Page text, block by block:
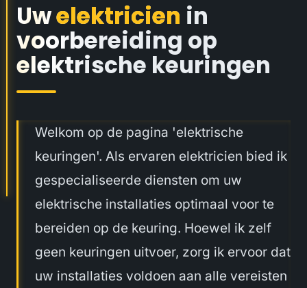
Uwelektricien in
voorbereiding op
elektrische keuringen
Welkom op de pagina 'elektrische
keuringen'. Als ervaren elektricien bied ik
gespecialiseerde diensten om uw
elektrische installaties optimaal voor te
bereiden op de keuring. Hoewel ik zelf
geen keuringen uitvoer, zorg ik ervoor dat
uw installaties voldoen aan alle vereisten